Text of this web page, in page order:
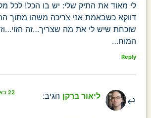
לי מאוד את התיק שלי: יש בו הכל! לכל
דווקא כשבאמת אני צריכה משהו מתוך
שוכחת שיש לי את מה שצריך…זה
המוח…
Reply
ליאור ברקן הגיב: 22 באפריל 2013 בשעה 9:01